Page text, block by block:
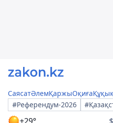
СаясатӘлемҚаржыОқиға
#Референдум-2026